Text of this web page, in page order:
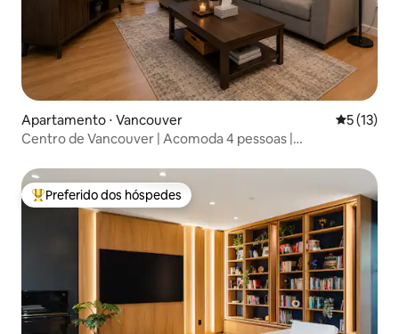
Apartamento ⋅ Vancouver 5 de uma
5 (13)
Centro de Vancouver | Acomoda 4 pessoas |
Entre os melhores preferidos dos hóspedes
Preferido dos hóspedes